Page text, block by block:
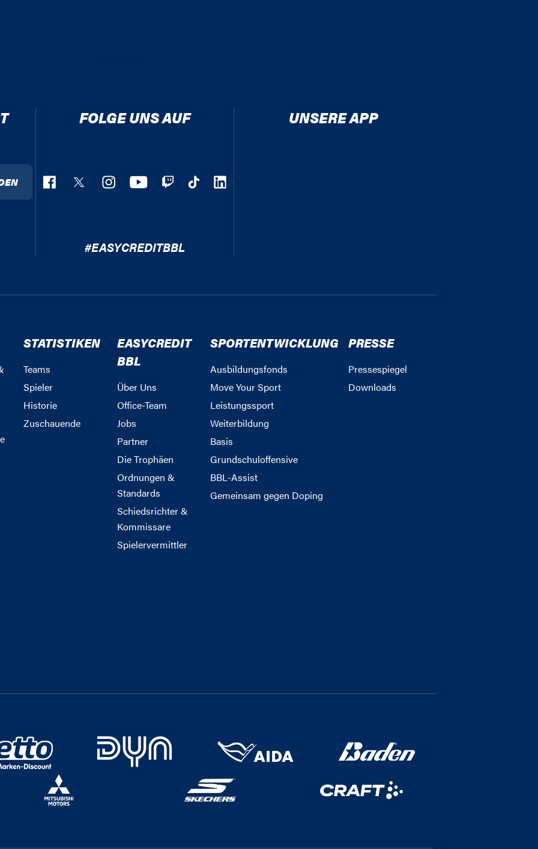
FOLGE UNS AUF
#EASYCREDITBBL
UNSERE APP
STATISTIKEN
Teams
Spieler
Historie
Zuschauende
EASYCREDIT
BBL
Über Uns
Office-Team
Jobs
Partner
Die Trophäen
Ordnungen &
Standards
Schiedsrichter &
Kommissare
Spielervermittler
SPORTENTWICKLUNG
Ausbildungsfonds
Move Your Sport
Leistungssport
Weiterbildung
Basis
Grundschuloffensive
BBL-Assist
Gemeinsam gegen Doping
PRESSE
Pressespiegel
Downloads